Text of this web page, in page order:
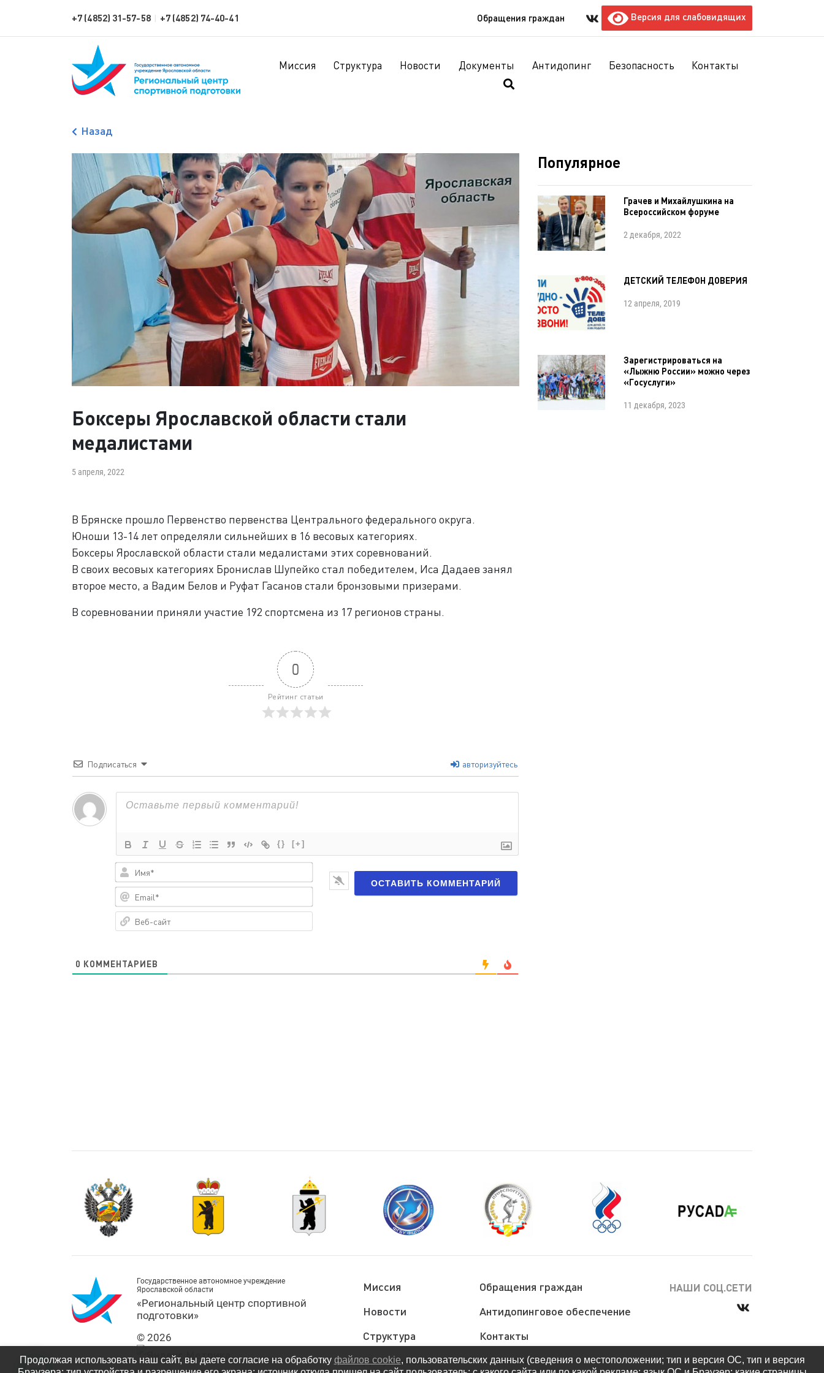
+7 (4852) 31-57-58 | +7 (4852) 74-40-41 Обращения граждан Версия для слабовидящих
Миссия Структура Новости Документы Антидопинг Безопасность Контакты
Назад
Боксеры Ярославской области стали
медалистами
5 апреля, 2022
В Брянске прошло Первенство первенства Центрального федерального округа.
Юноши 13-14 лет определяли сильнейших в 16 весовых категориях.
Боксеры Ярославской области стали медалистами этих соревнований.
В своих весовых категориях Бронислав Шупейко стал победителем, Иса Дадаев занял
второе место, а Вадим Белов и Руфат Гасанов стали бронзовыми призерами.
В соревновании приняли участие 192 спортсмена из 17 регионов страны.
0
Рейтинг статьи
Подписаться авторизуйтесь
{} [+]
Имя*
Email*
сайт
0 КОММЕНТАРИЕВ
Популярное
Грачев и Михайлушкина на
Всероссийском форуме
2 декабря, 2022
ДЕТСКИЙ ТЕЛЕФОН ДОВЕРИЯ
12 апреля, 2019
Зарегистрироваться на
«Лыжню России» можно через
«Госуслуги»
11 декабря, 2023
Государственное автономное учреждение
Ярославской области
«Региональный центр спортивной
подготовки»
© 2026
Миссия
Новости
Структура
Документы
Обращения граждан
Антидопинговое обеспечение
Контакты
Политика
НАШИ СОЦ.СЕТИ
Продолжая использовать наш сайт, вы даете согласие на обработку файлов cookie, пользовательских данных (сведения о местоположении; тип и версия ОС, тип и версия